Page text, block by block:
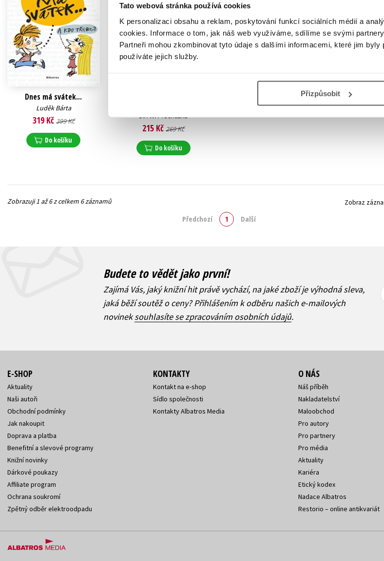
Tato webová stránka používá cookies
K personalizaci obsahu a reklam, poskytování funkcí sociálních médií a
cookies. Informace o tom, jak náš web využíváme, sdílíme se svými
Partneři mohou zkombinovat tyto údaje s dalšími informacemi, které jim
používáte jejich služby.
Přizpůsobit
Dnes má svátek...
Luděk Bárta
319 Kč 399 Kč
Do košíku
Jiří W. Procházka
215 Kč269 Kč
Do košíku
Zobraz
Zobrazuji 1 až 6 z celkem 6 záznamů
Předchozí 1 Další
Budete to vědět jako první!
Zajímá Vás, jaký knižní hit právě vychází, na jaké zboží je výhodná sleva,
jaká běží soutěž o ceny? Přihlášením k odběru našich e-mailových
novineksouhlasíte se zpracováním osobních údajů.
E-SHOP
Aktuality
Naši autoři
Obchodní podmínky
Jak nakoupit
Doprava a platba
Benefitní a slevové programy
Knižní novinky
Dárkové poukazy
Affiliate program
Ochrana soukromí
Zpětný odběr elektroodpadu
KONTAKTY
Kontakt na e-shop
Sídlo společnosti
Kontakty Albatros Media
O NÁS
Náš příběh
Nakladatelství
Maloobchod
Pro autory
Pro partnery
Pro média
Aktuality
Kariéra
Etický kodex
Nadace Albatros
Restorio – online antikvariát